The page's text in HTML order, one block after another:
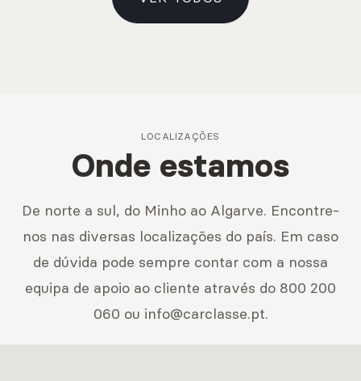
LOCALIZAÇÕES
Onde estamos
De norte a sul, do Minho ao Algarve. Encontre-
nos nas diversas localizações do país. Em caso
de dúvida pode sempre contar com a nossa
equipa de apoio ao cliente através do 800 200
060 ou info@carclasse.pt.